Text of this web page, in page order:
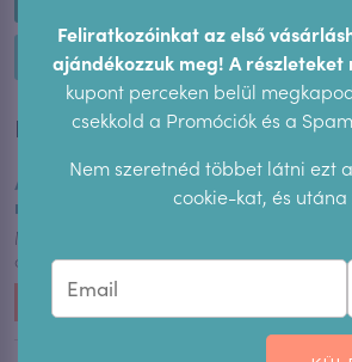
Google Podcast
Korábbi adások:
A félelemszakadéktól az
mechanizmusa | Intimszféra
Miért élnek másképp a nők és a férfiak a
a határ...
MEGHALLGATOM >
Feliratkozóinkat az első
ajándékozzuk meg! A
kupont perceken belül
csekkold a Promóciók és a
Nem szeretnéd többet látni ezt
cookie-kat, és